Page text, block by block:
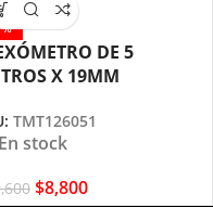
DE 5
X 19MM
TMT126051
En stock
$8,800